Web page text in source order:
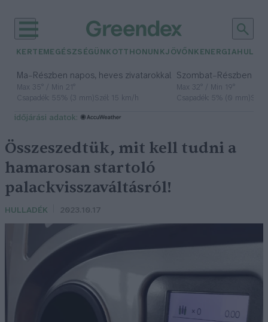
KERTEM EGÉSZSÉGÜNK OTTHONUNKJÖVŐNK ENERGIA
Ma– Részben napos, heves zivatarokkal
Max 35° / Min 21°
Csapadék: 55% (3 mm)Szél: 15 km/h
Szombat– Részben
Max 32° / Min 19°
Csapadék: 5% (0 mm)
időjárási adatok:
Összeszedtük, mit kell tudni a
hamarosan startoló
palackvisszaváltásról!
HULLADÉK 2023.10.17